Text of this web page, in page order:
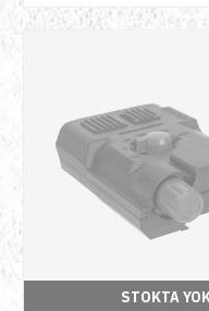
STOKTA